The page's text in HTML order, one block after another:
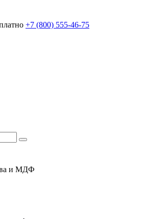
+7 (800) 555-46-75
и МДФ